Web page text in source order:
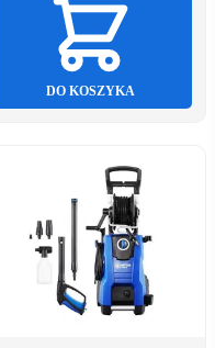
DO KOSZYKA